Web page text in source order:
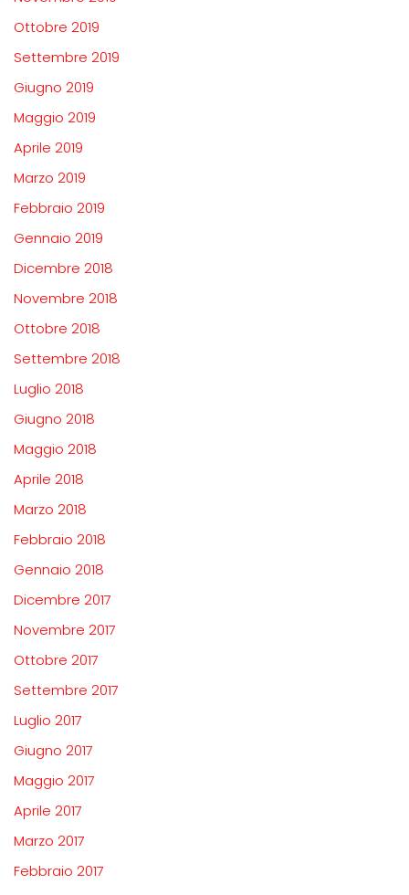
Ottobre 2019
Settembre 2019
Giugno 2019
Maggio 2019
Aprile 2019
Marzo 2019
Febbraio 2019
Gennaio 2019
Dicembre 2018
Novembre 2018
Ottobre 2018
Settembre 2018
Luglio 2018
Giugno 2018
Maggio 2018
Aprile 2018
Marzo 2018
Febbraio 2018
Gennaio 2018
Dicembre 2017
Novembre 2017
Ottobre 2017
Settembre 2017
Luglio 2017
Giugno 2017
Maggio 2017
Aprile 2017
Marzo 2017
Febbraio 2017